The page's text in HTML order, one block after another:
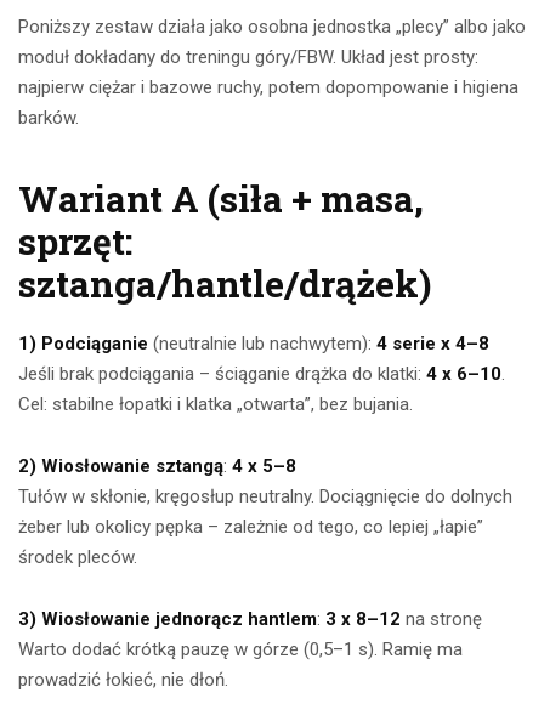
Poniższy zestaw działa jako osobna jednostka „plecy” albo jako
moduł dokładany do treningu góry/FBW. Układ jest prosty:
najpierw ciężar i bazowe ruchy, potem dopompowanie i higiena
barków.
Wariant A (siła + masa,
sprzęt:
sztanga/hantle/drążek)
1) Podciąganie (neutralnie lub nachwytem): 4 serie x 4–8
Jeśli brak podciągania – ściąganie drążka do klatki: 4 x 6–10.
Cel: stabilne łopatki i klatka „otwarta”, bez bujania.
2) Wiosłowanie sztangą: 4 x 5–8
Tułów w skłonie, kręgosłup neutralny. Dociągnięcie do dolnych
żeber lub okolicy pępka – zależnie od tego, co lepiej „łapie”
środek pleców.
3) Wiosłowanie jednorącz hantlem: 3 x 8–12 na stronę
Warto dodać krótką pauzę w górze (0,5–1 s). Ramię ma
prowadzić łokieć, nie dłoń.